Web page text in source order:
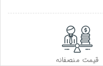
قیمت منصفانه